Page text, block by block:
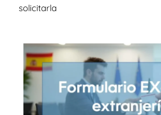
solicitarla